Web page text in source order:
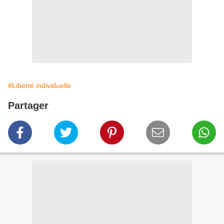
#Liberté individuelle
Partager